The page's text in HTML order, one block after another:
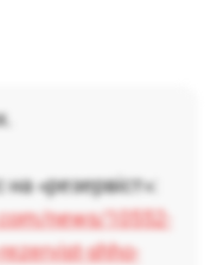
«резервіст»:
news/10552-
shho-